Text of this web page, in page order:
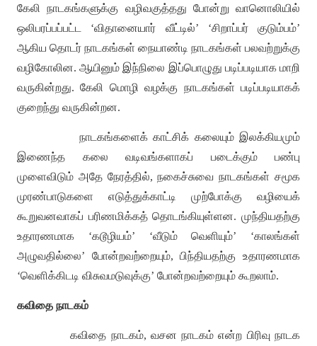
கேலி நாடகங்களுக்கு வழிவகுத்தது போன்று வானொலியில்
ஒலிபரப்பப்பட்ட
‘விதானையார் வீட்டில்’ ‘சிறாப்பர் குடும்பம்’
ஆகிய தொடர் நாடகங்கள் நையாண்டி நாடகங்கள் பலவற்றுக்கு
வழிகோலின.ஆயினும் இந்நிலை இப்பொழுது படிப்படியாக மாறி
வருகின்றது.கேலி மொழி வழக்கு நாடகங்கள் படிப்படியாகக்
குறைந்து வருகின்றன.
நாடகங்களைக் காட்சிக் கலையும் இலக்கியமும்
இணைந்த கலை வடிவங்களாகப் படைக்கும் பண்பு
முளைவிடும் அதே நேரத்தில்,நகைச்சுவை நாடகங்கள் சமூக
முரண்பாடுகளை எடுத்துக்காட்டி முற்போக்கு வழியைக்
கூறுவனவாகப் பரிணமிக்கத் தொடங்கியுள்ளன.முந்தியதற்கு
உதாரணமாக ‘கடூழியம்’ ‘வீடும் வெளியும்’ ‘காலங்கள்
அழுவதில்லை’ போன்றவற்றையும்,பிந்தியதற்கு உதாரணமாக
‘வெளிக்கிடடி விசுவமடுவுக்கு’ போன்றவற்றையும் கூறலாம்.
கவிதை நாடகம்
கவிதை நாடகம், வசன நாடகம் என்ற பிரிவு நாடக